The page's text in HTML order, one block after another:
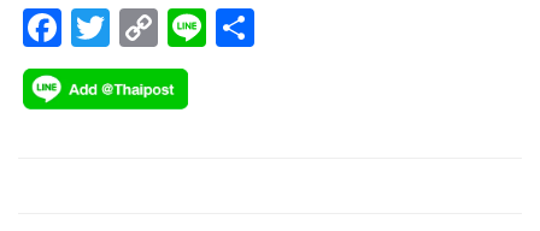
F
ac
e
T
wi
tt
C
o
p
Li